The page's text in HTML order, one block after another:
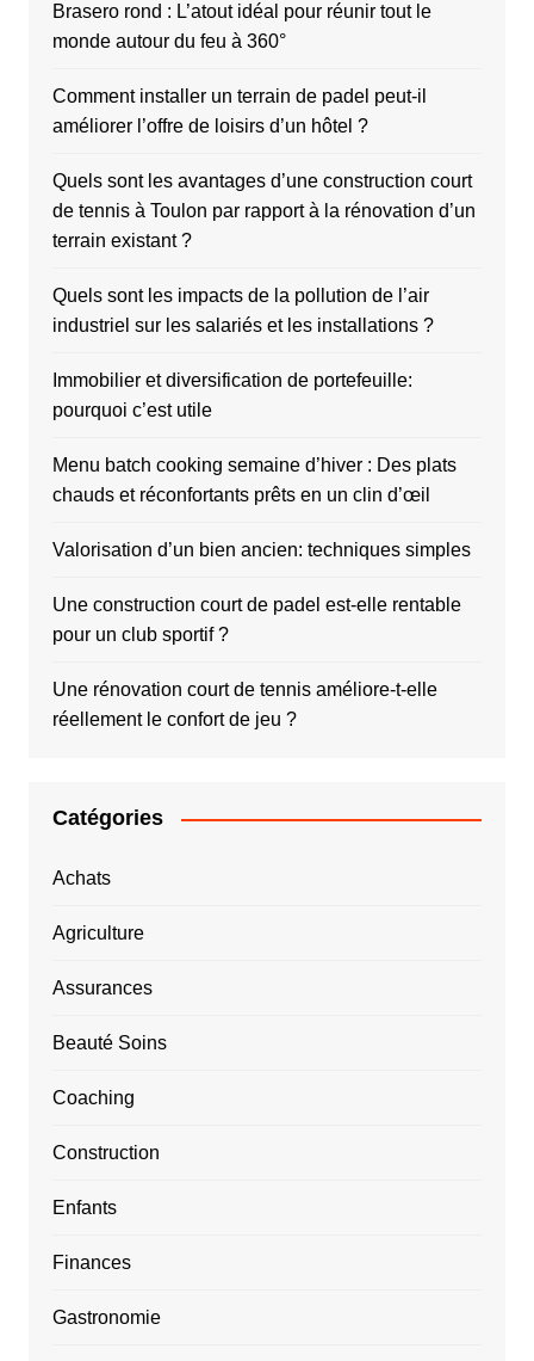
Brasero rond : L’atout idéal pour réunir tout le
monde autour du feu à 360°
Comment installer un terrain de padel peut-il
améliorer l’offre de loisirs d’un hôtel ?
Quels sont les avantages d’une construction court
de tennis à Toulon par rapport à la rénovation d’un
terrain existant ?
Quels sont les impacts de la pollution de l’air
industriel sur les salariés et les installations ?
Immobilier et diversification de portefeuille:
pourquoi c’est utile
Menu batch cooking semaine d’hiver : Des plats
chauds et réconfortants prêts en un clin d’œil
Valorisation d’un bien ancien: techniques simples
Une construction court de padel est-elle rentable
pour un club sportif ?
Une rénovation court de tennis améliore-t-elle
réellement le confort de jeu ?
Catégories
Achats
Agriculture
Assurances
Beauté Soins
Coaching
Construction
Enfants
Finances
Gastronomie